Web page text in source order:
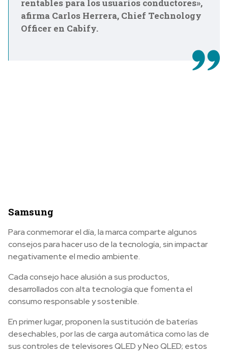
rentables para los usuarios conductores»,
afirma Carlos Herrera, Chief Technology
Officer en Cabify.
Samsung
Para conmemorar el día, la marca comparte algunos
consejos para hacer uso de la tecnología, sin impactar
negativamente el medio ambiente.
Cada consejo hace alusión a sus productos,
desarrollados con alta tecnología que fomenta el
consumo responsable y sostenible.
En primer lugar, proponen la sustitución de baterías
desechables, por las de carga automática como las de
sus controles de televisores QLED y Neo QLED; estos